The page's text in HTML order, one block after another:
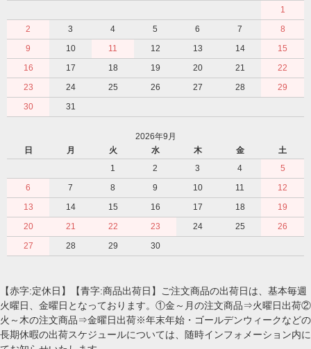
1
2
3 4 5 6 7
8
9
10 11 12 13 14
15
16
17 18 19 20 21
22
23
24 25 26 27 28
29
30
31
2026年9月
日
月 火 水 木 金
土
1
2 3 4
5
6
7 8 9 10 11
12
13
14 15 16 17 18
19
20
21 22 23 24 25
26
27
28 29 30
【赤字:定休日】【青字:商品出荷日】ご注文商品の出荷日は、基本毎週
火曜日、金曜日となっております。①金～月の注文商品⇒火曜日出荷②
火～木の注文商品⇒金曜日出荷※年末年始・ゴールデンウィークなどの
長期休暇の出荷スケジュールについては、随時インフォメーション内に